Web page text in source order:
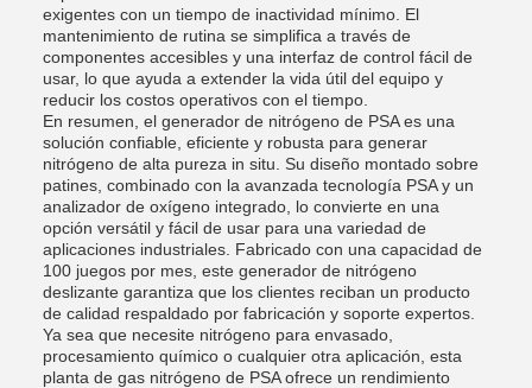
exigentes con un tiempo de inactividad mínimo. El
mantenimiento de rutina se simplifica a través de
componentes accesibles y una interfaz de control fácil de
usar, lo que ayuda a extender la vida útil del equipo y
reducir los costos operativos con el tiempo.
En resumen, el generador de nitrógeno de PSA es una
solución confiable, eficiente y robusta para generar
nitrógeno de alta pureza in situ. Su diseño montado sobre
patines, combinado con la avanzada tecnología PSA y un
analizador de oxígeno integrado, lo convierte en una
opción versátil y fácil de usar para una variedad de
aplicaciones industriales. Fabricado con una capacidad de
100 juegos por mes, este generador de nitrógeno
deslizante garantiza que los clientes reciban un producto
de calidad respaldado por fabricación y soporte expertos.
Ya sea que necesite nitrógeno para envasado,
procesamiento químico o cualquier otra aplicación, esta
planta de gas nitrógeno de PSA ofrece un rendimiento